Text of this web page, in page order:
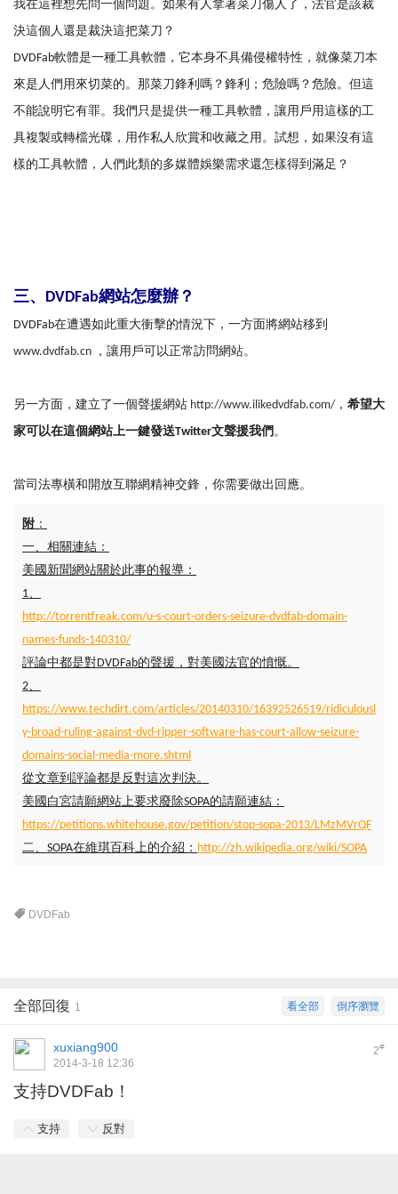
我在這裡想先問一個問題。如果有人拿著菜刀傷人了，法官是該裁
決這個人還是裁決這把菜刀？
DVDFab軟體是一種工具軟體，它本身不具備侵權特性，就像菜刀本
來是人們用來切菜的。那菜刀鋒利嗎？鋒利；危險嗎？危險。但這
不能說明它有罪。我們只是提供一種工具軟體，讓用戶用這樣的工
具複製或轉檔光碟，用作私人欣賞和收藏之用。試想，如果沒有這
樣的工具軟體，人們此類的多媒體娛樂需求還怎樣得到滿足？
三、DVDFab網站怎麼辦？
DVDFab在遭遇如此重大衝擊的情況下，一方面將網站移到
www.dvdfab.cn ，讓用戶可以正常訪問網站。
另一方面，建立了一個聲援網站 http://www.ilikedvdfab.com/ ， 希望大
家可以在這個網站上一鍵發送Twitter文聲援我們。
當司法專橫和開放互聯網精神交鋒，你需要做出回應。
附 ：
一、相關連結：
美國新聞網站關於此事的報導：
1、
http://torrentfreak.com/u-s-court-orders-seizure-dvdfab-domain-
names-funds-140310/
評論中都是對DVDFab的聲援，對美國法官的憤慨。
2、
https://www.techdirt.com/articles/20140310/16392526519/ridiculousl
y-broad-ruling-against-dvd-ripper-software-has-court-allow-seizure-
domains-social-media-more.shtml
從文章到評論都是反對這次判決。
美國白宮請願網站上要求廢除SOPA的請願連結：
https://petitions.whitehouse.gov/petition/stop-sopa-2013/LMzMVrQF
二、SOPA在維琪百科上的介紹： http://zh.wikipedia.org/wiki/SOPA
DVDFab
倒序瀏覽
看全部
全部回復 1
2#
xuxiang900
2014-3-18 12:36
支持DVDFab！
支持 反對